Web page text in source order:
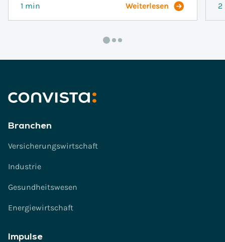
1 min Weiterlesen 2
Branchen
Versicherungswirtschaft
Industrie
Gesundheitswesen
Energiewirtschaft
Impulse